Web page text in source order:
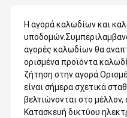
Η αγορά καλωδίων και
αγορές καλωδίων θα
ορισμένα προϊόντα
ζήτηση στην
είναι σήμερα σχετικά
βελτιώνονται στο
Κατασκευή δικτύου